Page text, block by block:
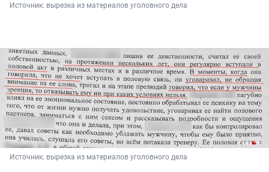
Источник: вырезка из материалов уголовного дела
Источник: вырезка из материалов уголовного дела